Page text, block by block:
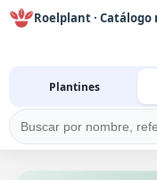
Roelplant ·
Plantines